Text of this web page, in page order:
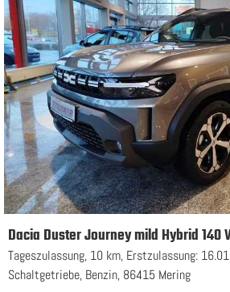
Dacia Duster Journey mild Hybrid 140
Tageszulassung, 10 km, Erstzulassung:
Schaltgetriebe, Benzin, 86415 Mering